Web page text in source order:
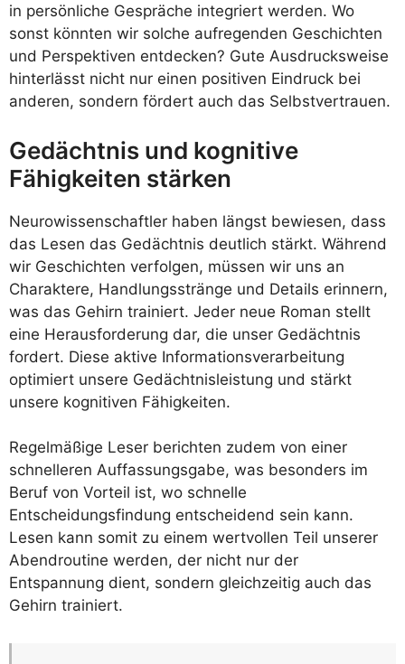
in persönliche Gespräche integriert werden. Wo
sonst könnten wir solche aufregenden Geschichten
und Perspektiven entdecken? Gute Ausdrucksweise
hinterlässt nicht nur einen positiven Eindruck bei
anderen, sondern fördert auch das Selbstvertrauen.
Gedächtnis und kognitive
Fähigkeiten stärken
Neurowissenschaftler haben längst bewiesen, dass
das Lesen das Gedächtnis deutlich stärkt. Während
wir Geschichten verfolgen, müssen wir uns an
Charaktere, Handlungsstränge und Details erinnern,
was das Gehirn trainiert. Jeder neue Roman stellt
eine Herausforderung dar, die unser Gedächtnis
fordert. Diese aktive Informationsverarbeitung
optimiert unsere Gedächtnisleistung und stärkt
unsere kognitiven Fähigkeiten.
Regelmäßige Leser berichten zudem von einer
schnelleren Auffassungsgabe, was besonders im
Beruf von Vorteil ist, wo schnelle
Entscheidungsfindung entscheidend sein kann.
Lesen kann somit zu einem wertvollen Teil unserer
Abendroutine werden, der nicht nur der
Entspannung dient, sondern gleichzeitig auch das
Gehirn trainiert.